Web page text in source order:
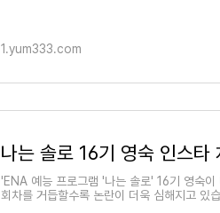
1.yum333.com
'ENA 예능 프로그램 '나는 솔로' 16기 영숙
회차를 거듭할수록 논란이 더욱 심해지고 있